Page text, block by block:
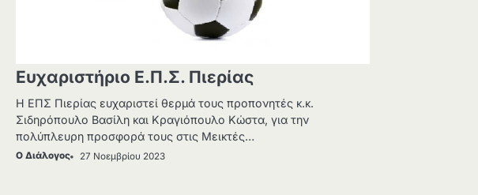
Ευχαριστήριο Ε.Π.Σ. Πιερίας
Η ΕΠΣ Πιερίας ευχαριστεί θερμά τους προπονητές κ.κ.
Σιδηρόπουλο Βασίλη και Κραγιόπουλο Κώστα, για την
πολύπλευρη προσφορά τους στις Μεικτές…
Ο Διάλογος 27 Νοεμβρίου 2023